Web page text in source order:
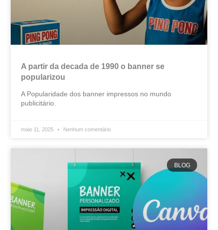
A partir da decada de 1990 o banner se
popularizou
A Popularidade dos banner impressos no mundo
publicitário.
maio 11, 2025 Nenhum comentário
BLOG